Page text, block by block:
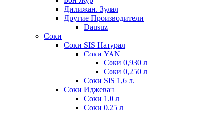
Дилижан. Зулал
Другие Производители
Dausuz
Соки
Соки SIS Натурал
Соки YAN
Соки 0,930 л
Соки 0,250 л
Соки SIS 1,6 л.
Соки Иджеван
Соки 1.0 л
Соки 0.25 л